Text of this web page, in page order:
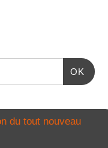
OK
du tout nouveau